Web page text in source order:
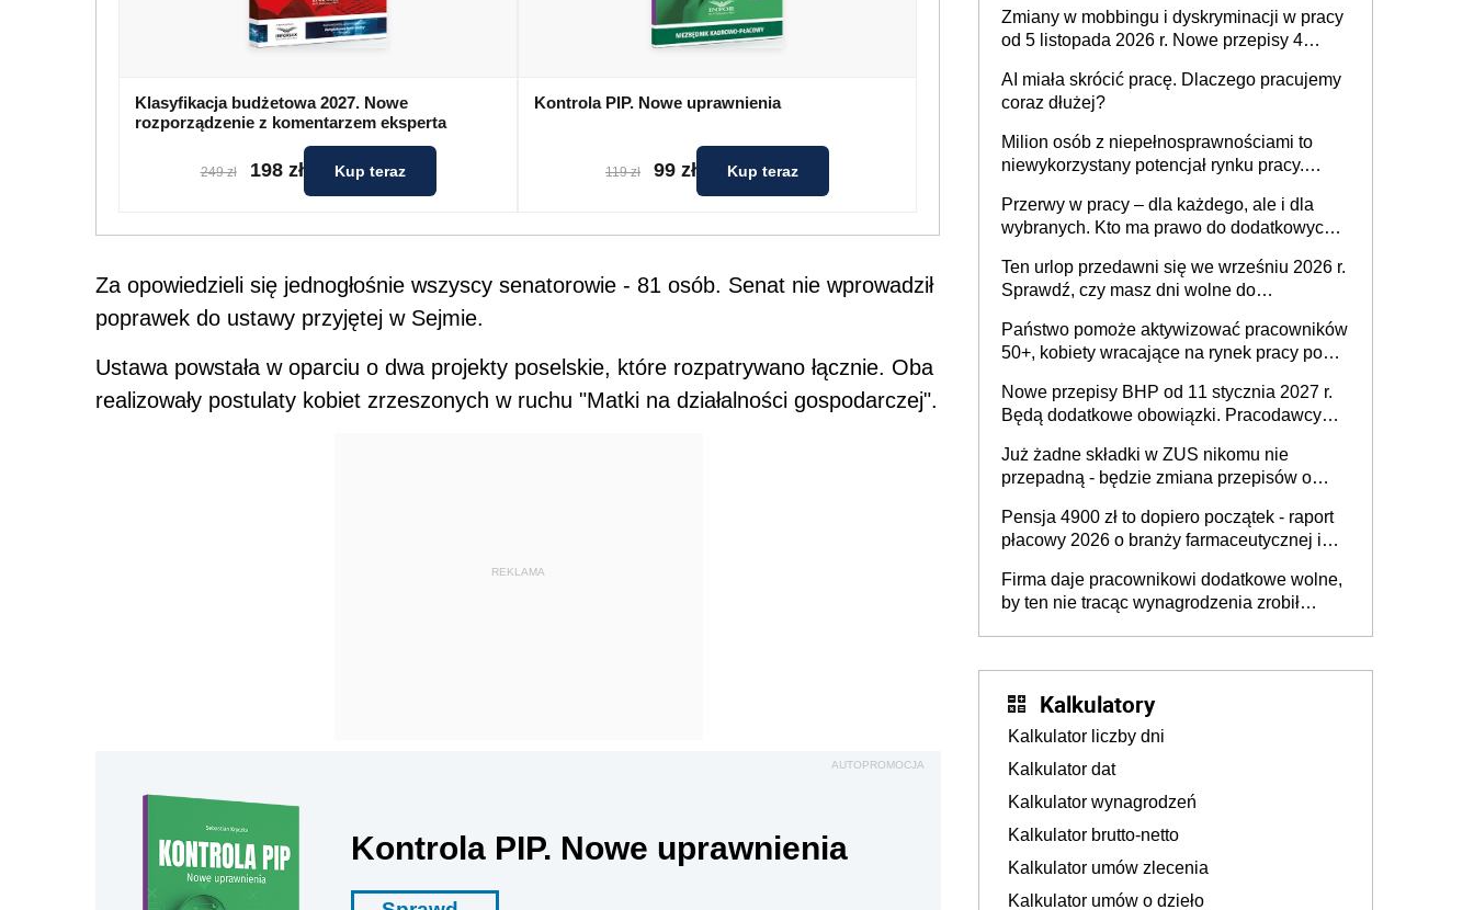
Klasyfikacja budżetowa 2027. Nowe
rozporządzenie z komentarzem eksperta
249 zł 198 zł Kup teraz
Kontrola PIP. Nowe uprawnienia
119 zł 99 zł Kup teraz
Za opowiedzieli się jednogłośnie wszyscy senatorowie - 81 osób. Senat nie wprowadził
poprawek do ustawy przyjętej w Sejmie.
Ustawa powstała w oparciu o dwa projekty poselskie, które rozpatrywano łącznie. Oba
realizowały postulaty kobiet zrzeszonych w ruchu "Matki na działalności gospodarczej".
REKLAMA
AUTOPROMOCJA
Kontrola PIP. Nowe uprawnienia
Zmiany w mobbingu i dyskryminacji w pracy
od 5 listopada 2026 r. Nowe przepisy 4
Ustaw
AI miała skrócić pracę. Dlaczego pracujemy
coraz dłużej?
Milion osób z niepełnosprawnościami to
niewykorzystany potencjał rynku pracy.
dofinansowań czy refundacji, ale bariery po
stronie systemu i świadomości
pracodawców [WYWIAD]
Przerwy w pracy – dla każdego, ale i dla
wybranych. Kto ma prawo do dodatkowych
Ten urlop przedawni się we wrześniu 2026 r.
Sprawdź, czy masz dni wolne do
Państwo pomoże aktywizować pracowników
50+, kobiety wracające na rynek pracy po
osoby neuroatypowe. Powstanie Fundusz
na rzecz Inkluzywności w Zatrudnianiu?
Nowe przepisy BHP od 11 stycznia 2027 r.
Będą dodatkowe obowiązki. Pracodawcy
Już żadne składki w ZUS nikomu nie
przepadną - będzie zmiana przepisów o
ubezpieczeniom społecznym
Pensja 4900 zł to dopiero początek - raport
płacowy 2026 o branży farmaceutycznej i
Firma daje pracownikowi dodatkowe wolne,
by ten nie tracąc wynagrodzenia zrobił
Kalkulatory
Kalkulator liczby dni
Kalkulator dat
Kalkulator wynagrodzeń
Kalkulator brutto-netto
Kalkulator umów zlecenia
Kalkulator umów o dzieło